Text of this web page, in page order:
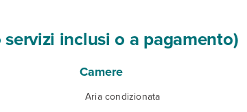
inclusi o a pagamento)
Camere
Aria condizionata